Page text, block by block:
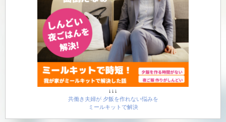
↓↓↓
共働き夫婦が 夕飯を作れない悩みを
ミールキットで解決